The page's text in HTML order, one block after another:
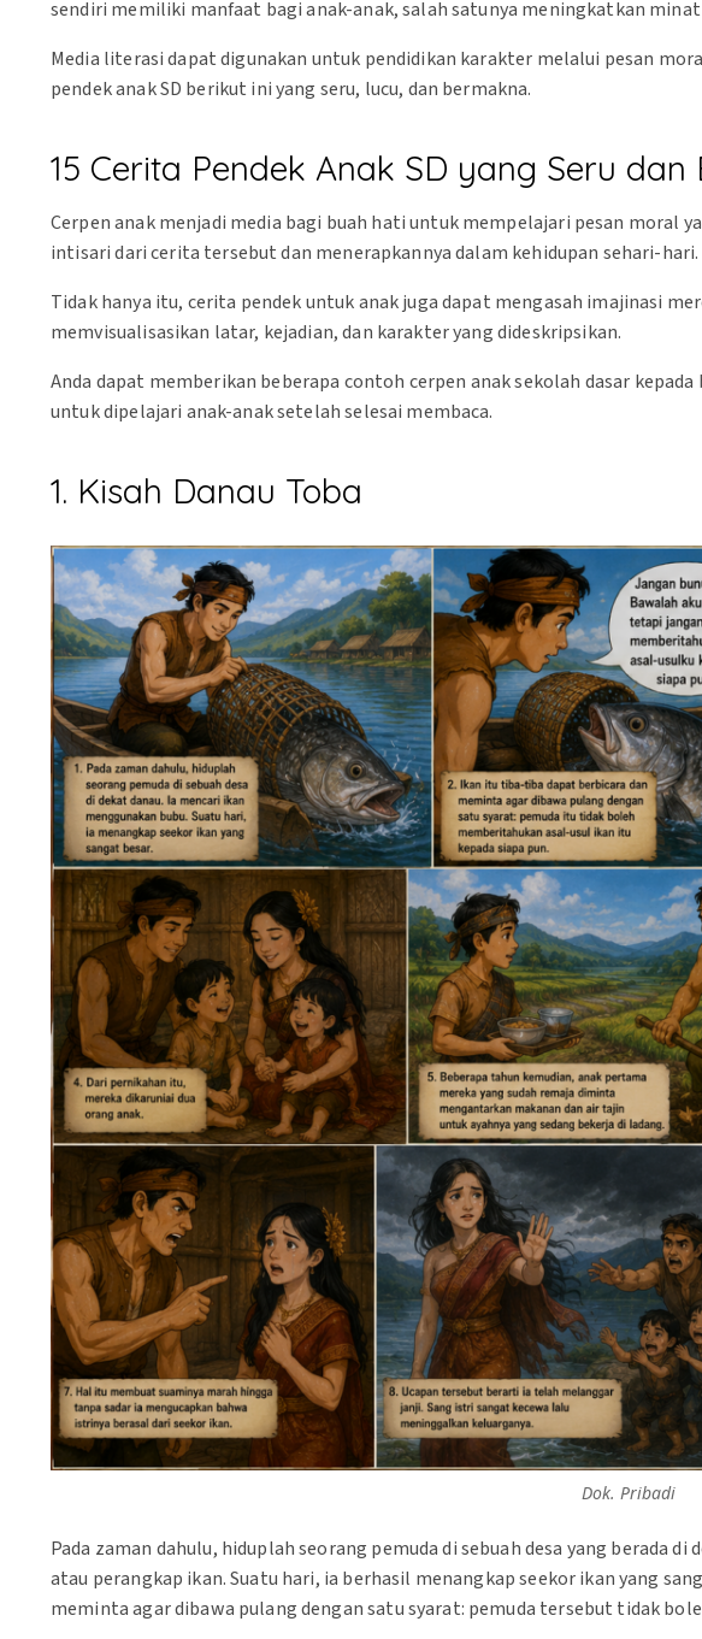
sendiri memiliki manfaat bagi anak-anak, salah satunya meningkatkan
Media literasi dapat digunakan untuk pendidikan karakter melalui pesan
pendek anak SD berikut ini yang seru, lucu, dan bermakna.
15 Cerita Pendek Anak SD yang Seru dan
Cerpen anak menjadi media bagi buah hati untuk mempelajari pesan moral
intisari dari cerita tersebut dan menerapkannya dalam kehidupan sehari-hari.
Tidak hanya itu, cerita pendek untuk anak juga dapat mengasah imajinasi
memvisualisasikan latar, kejadian, dan karakter yang dideskripsikan.
Anda dapat memberikan beberapa contoh cerpen anak sekolah dasar
untuk dipelajari anak-anak setelah selesai membaca.
1. Kisah Danau Toba
Dok. Pribadi
Pada zaman dahulu, hiduplah seorang pemuda di sebuah desa yang berada
atau perangkap ikan. Suatu hari, ia berhasil menangkap seekor ikan yang
meminta agar dibawa pulang dengan satu syarat: pemuda tersebut tidak